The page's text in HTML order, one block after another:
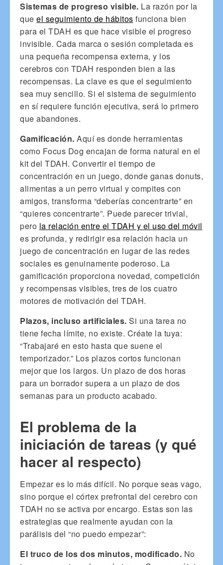
Sistemas de progreso visible. La razón por la
que el seguimiento de hábitos funciona bien
para el TDAH es que hace visible el progreso
invisible. Cada marca o sesión completada es
una pequeña recompensa externa, y los
cerebros con TDAH responden bien a las
recompensas. La clave es que el seguimiento
sea muy sencillo. Si el sistema de seguimiento
en sí requiere función ejecutiva, será lo primero
que abandones.
Gamificación. Aquí es donde herramientas
como Focus Dog encajan de forma natural en el
kit del TDAH. Convertir el tiempo de
concentración en un juego, donde ganas donuts,
alimentas a un perro virtual y compites con
amigos, transforma “deberías concentrarte” en
“quieres concentrarte”. Puede parecer trivial,
pero la relación entre el TDAH y el uso del móvil
es profunda, y redirigir esa relación hacia un
juego de concentración en lugar de las redes
sociales es genuinamente poderoso. La
gamificación proporciona novedad, competición
y recompensas visibles, tres de los cuatro
motores de motivación del TDAH.
Plazos, incluso artificiales. Si una tarea no
tiene fecha límite, no existe. Créate la tuya:
“Trabajaré en esto hasta que suene el
temporizador.” Los plazos cortos funcionan
mejor que los largos. Un plazo de dos horas
para un borrador supera a un plazo de dos
semanas para un producto acabado.
El problema de la
iniciación de tareas (y qué
hacer al respecto)
Empezar es lo más difícil. No porque seas vago,
sino porque el córtex prefrontal del cerebro con
TDAH no se activa por encargo. Estas son las
estrategias que realmente ayudan con la
parálisis del “no puedo empezar”:
El truco de los dos minutos, modificado. No